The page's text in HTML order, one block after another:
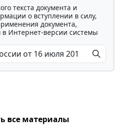
текста документа и
о вступлении в силу,
документа,
в Интернет-версии системы
все материалы